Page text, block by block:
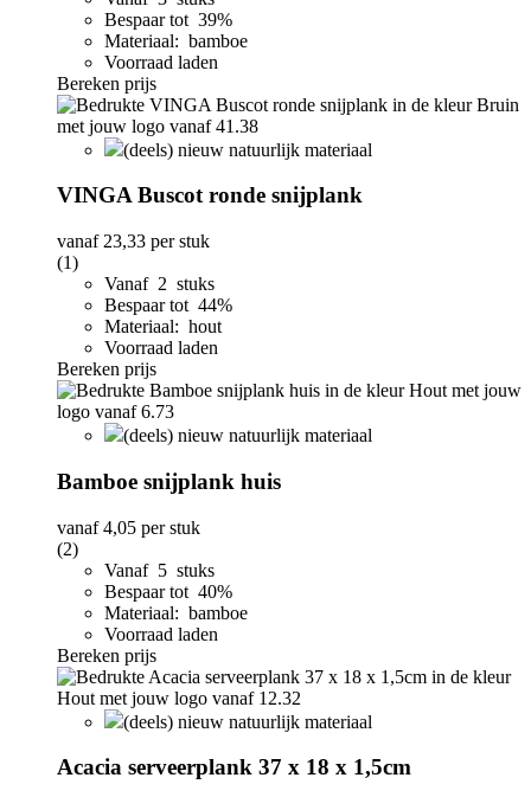
Bespaar tot 39%
Materiaal: bamboe
Voorraad laden
Bereken prijs
(deels) nieuw natuurlijk materiaal
VINGA Buscot ronde snijplank
vanaf 23,33 per stuk
(1)
Vanaf 2 stuks
Bespaar tot 44%
Materiaal: hout
Voorraad laden
Bereken prijs
(deels) nieuw natuurlijk materiaal
Bamboe snijplank huis
vanaf4,05 per stuk
(2)
Vanaf 5 stuks
Bespaar tot 40%
Materiaal: bamboe
Voorraad laden
Bereken prijs
(deels) nieuw natuurlijk materiaal
Acacia serveerplank 37 x 18 x 1,5cm